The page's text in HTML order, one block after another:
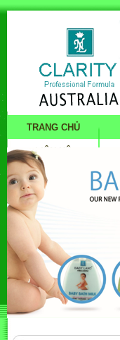
TRANG CHỦ
LIÊN HỆ